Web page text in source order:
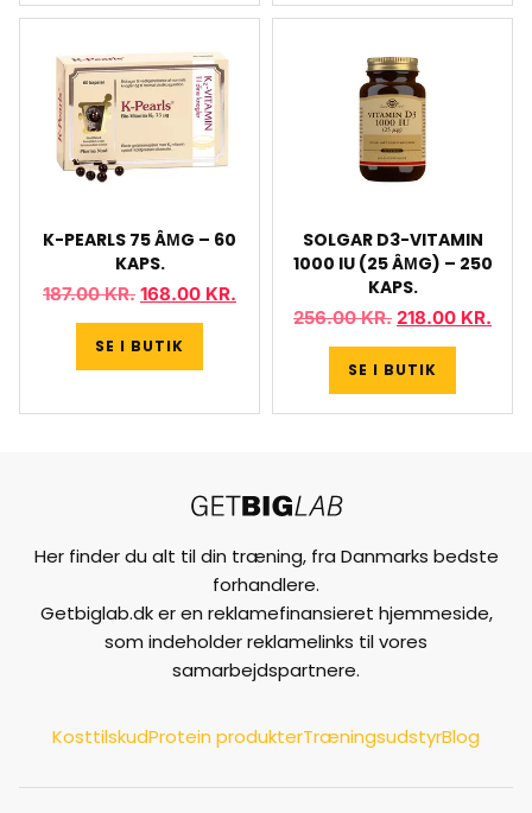
K-PEARLS 75 ÂΜG – 60
KAPS.
187.00KR. 168.00 KR.
SE I BUTIK
SOLGAR D3-VITAMIN
1000 IU (25 ÂΜG) – 250
KAPS.
256.00KR. 218.00 KR.
SE I BUTIK
Her finder du alt til din træning, fra Danmarks bedste
forhandlere.
Getbiglab.dk er en reklamefinansieret hjemmeside,
som indeholder reklamelinks til vores
samarbejdspartnere.
KosttilskudProtein produkterTræningsudstyrBlog